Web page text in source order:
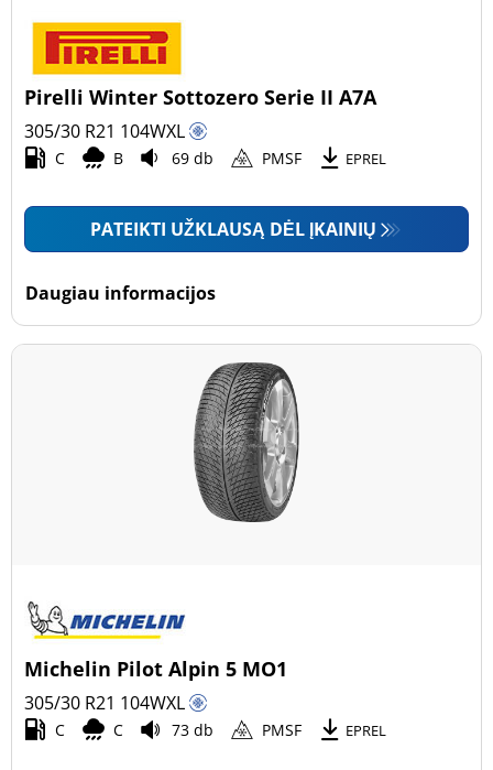
Pirelli Winter Sottozero Serie II A7A
305/30 R21 104WXL
C B 69 db PMSF EPREL
PATEIKTI UŽKLAUSĄ DĖL ĮKAINIŲ
Daugiau informacijos
Michelin Pilot Alpin 5 MO1
305/30 R21 104WXL
C C 73 db PMSF EPREL